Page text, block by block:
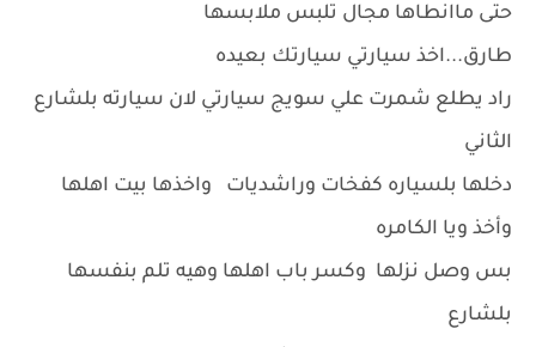
حتى ماانطاها مجال تلبس ملابسها
طارق...اخذ سيارتي سيارتك بعيده
راد يطلع شمرت علي سويج سيارتي لان سيارته بلشارع
الثاني
دخلها بلسياره كفخات وراشديات واخذها بيت اهلها
وأخذ ويا الكامره
بس وصل نزلها وكسر باب اهلها وهيه تلم بنفسها
بلشارع